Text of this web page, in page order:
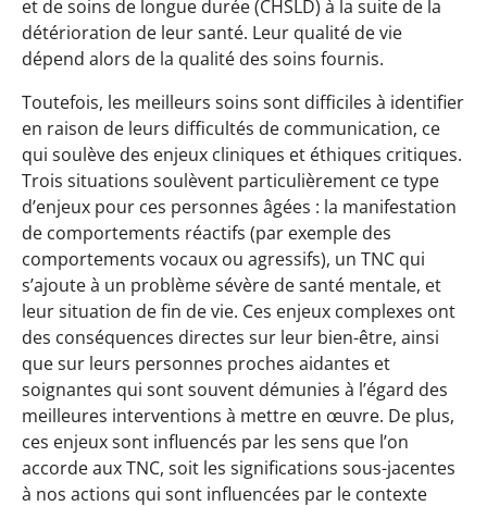
et de soins de longue durée (CHSLD) à la suite de la
détérioration de leur santé. Leur qualité de vie
dépend alors de la qualité des soins fournis.
Toutefois, les meilleurs soins sont difficiles à identifier
en raison de leurs difficultés de communication, ce
qui soulève des enjeux cliniques et éthiques critiques.
Trois situations soulèvent particulièrement ce type
d’enjeux pour ces personnes âgées : la manifestation
de comportements réactifs (par exemple des
comportements vocaux ou agressifs), un TNC qui
s’ajoute à un problème sévère de santé mentale, et
leur situation de fin de vie. Ces enjeux complexes ont
des conséquences directes sur leur bien-être, ainsi
que sur leurs personnes proches aidantes et
soignantes qui sont souvent démunies à l’égard des
meilleures interventions à mettre en œuvre. De plus,
ces enjeux sont influencés par les sens que l’on
accorde aux TNC, soit les significations sous-jacentes
à nos actions qui sont influencées par le contexte